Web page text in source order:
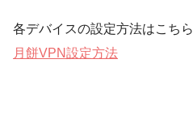
各デバイスの設定方法はこちら
月餅VPN設定方法